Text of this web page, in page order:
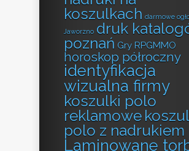
koszulkach darmowe
Jaworzno druk
poznań Gry RPGMMO
horoskop półroczny
identyfikacja
wizualna firmy
koszulki polo
reklamowe
polo z nadrukiem
Laminowane